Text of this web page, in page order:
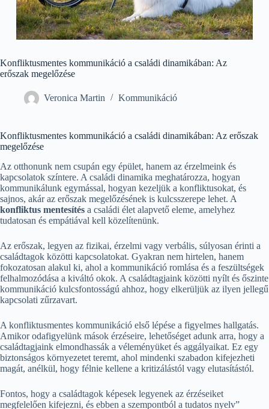
Konfliktusmentes kommunikáció a családi dinamikában: Az
erőszak megelőzése
Veronica Martin Kommunikáció
Konfliktusmentes kommunikáció a családi dinamikában: Az erőszak
megelőzése
Az otthonunk nem csupán egy épület, hanem az érzelmeink és
kapcsolatok színtere. A családi dinamika meghatározza, hogyan
kommunikálunk egymással, hogyan kezeljük a konfliktusokat, és
sajnos, akár az erőszak megelőzésének is kulcsszerepe lehet. A
konfliktus mentesítés a családi élet alapvető eleme, amelyhez
tudatosan és empátiával kell közelítenünk.
Az erőszak, legyen az fizikai, érzelmi vagy verbális, súlyosan érinti a
családtagok közötti kapcsolatokat. Gyakran nem hirtelen, hanem
fokozatosan alakul ki, ahol a kommunikáció romlása és a feszültségek
felhalmozódása a kiváltó okok. A családtagjaink közötti nyílt és őszinte
kommunikáció kulcsfontosságú ahhoz, hogy elkerüljük az ilyen jellegű
kapcsolati zűrzavart.
A konfliktusmentes kommunikáció első lépése a figyelmes hallgatás.
Amikor odafigyelünk mások érzéseire, lehetőséget adunk arra, hogy a
családtagjaink elmondhassák a véleményüket és aggályaikat. Ez egy
biztonságos környezetet teremt, ahol mindenki szabadon kifejezheti
magát, anélkül, hogy félnie kellene a kritizálástól vagy elutasítástól.
Fontos, hogy a családtagok képesek legyenek az érzéseiket
megfelelően kifejezni, és ebben a szempontból a tudatos nyelv”